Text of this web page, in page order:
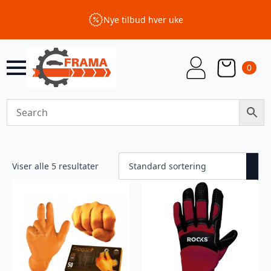
Nye tilbud hver uke
0
Viser alle 5 resultater